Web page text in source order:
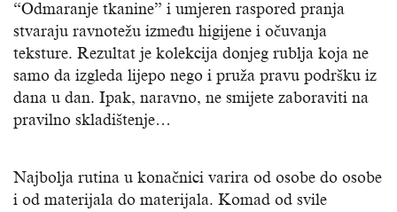
“Odmaranje tkanine” i umjeren raspored pranja
stvaraju ravnotežu između higijene i očuvanja
teksture. Rezultat je kolekcija donjeg rublja koja ne
samo da izgleda lijepo nego i pruža pravu podršku iz
dana u dan. Ipak, naravno, ne smijete zaboraviti na
pravilno skladištenje…
Najbolja rutina u konačnici varira od osobe do osobe
i od materijala do materijala. Komad od svile